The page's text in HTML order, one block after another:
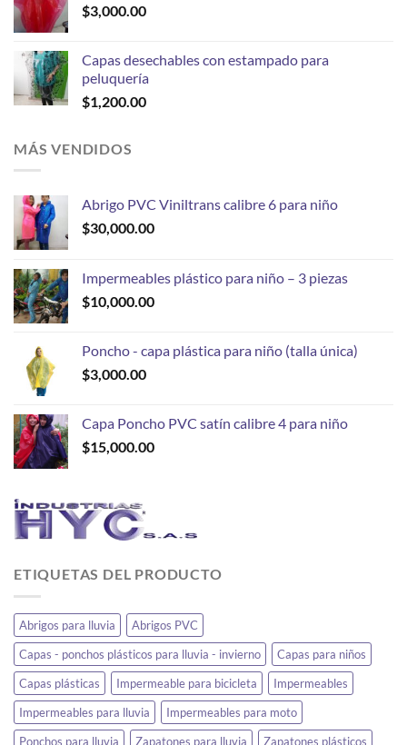
$3,000.00
Capas desechables con estampado para
peluquería
$1,200.00
MÁS VENDIDOS
Abrigo PVC Viniltrans calibre 6 para niño
$30,000.00
Impermeables plástico para niño – 3 piezas
$10,000.00
Poncho - capa plástica para niño (talla única)
$3,000.00
Capa Poncho PVC satín calibre 4 para niño
$15,000.00
ETIQUETAS DEL PRODUCTO
Abrigos para lluvia
Abrigos PVC
Capas - ponchos plásticos para lluvia - invierno
Capas para niños
Capas plásticas
Impermeable para bicicleta
Impermeables
Impermeables para lluvia
Impermeables para moto
Ponchos para lluvia
Zapatones para lluvia Zapatones plásticos